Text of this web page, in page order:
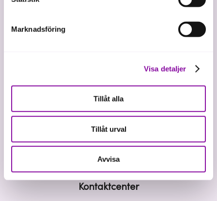
Marknadsföring
Visa detaljer
Tillåt alla
Tillåt urval
Avvisa
Våra tjänster
Riskkapital
Affärsutveckling
Kunskap och inspiration
Kontaktcenter